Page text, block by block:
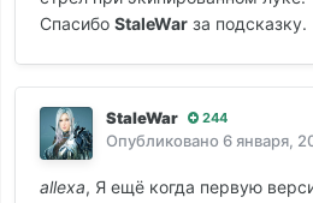
Спасибо StaleWar за подсказку.
StaleWar 244
Опубликовано 6 января,
allexa, Я ещё когда первую